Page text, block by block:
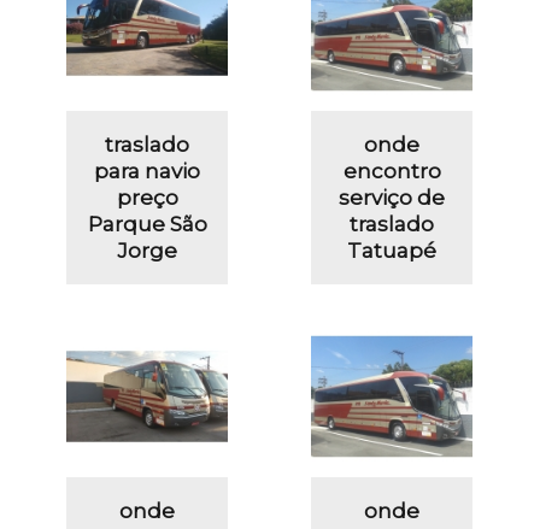
traslado
para navio
preço
Parque São
Jorge
onde
encontro
serviço de
traslado
Tatuapé
onde
onde